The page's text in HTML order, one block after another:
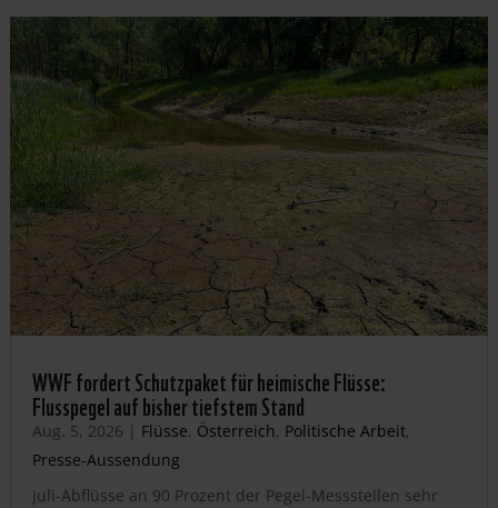
WWF fordert Schutzpaket für heimische Flüsse:
Flusspegel auf bisher tiefstem Stand
Aug. 5, 2026 | Flüsse, Österreich, Politische Arbeit,
Presse-Aussendung
Juli-Abflüsse an 90 Prozent der Pegel-Messstellen sehr